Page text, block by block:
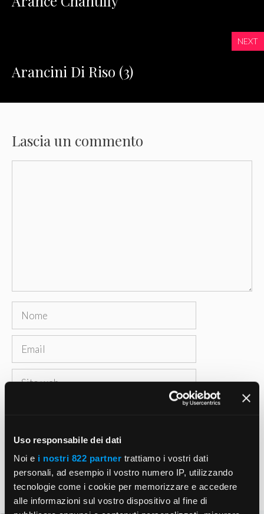
Uso responsabile dei dati
Noi e i nostri 822 partner trattiamo i vostri dati
personali, ad esempio il vostro numero IP, utilizzando
tecnologie come i cookie per memorizzare e accedere
alle informazioni sul vostro dispositivo al fine di
NEXT
Arancini Di Riso (3)
Lascia un commento
Nome
Email
Sito